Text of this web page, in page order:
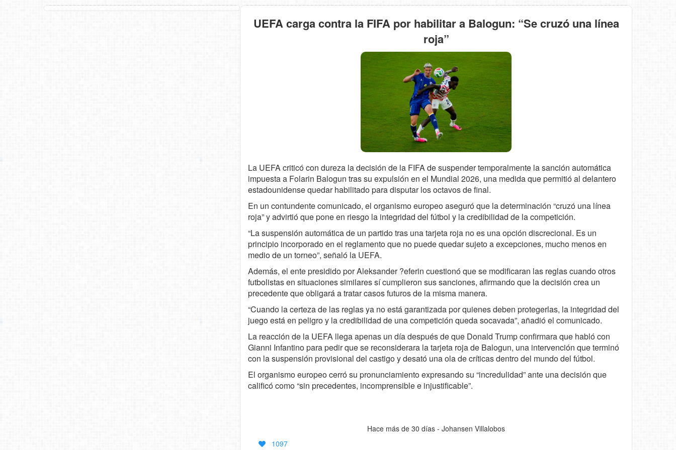
UEFA carga contra la FIFA por habilitar a Balogun: “Se cruzó una línea
roja”
La UEFA criticó con dureza la decisión de la FIFA de suspender temporalmente la sanción automática
impuesta a Folarin Balogun tras su expulsión en el Mundial 2026, una medida que permitió al delantero
estadounidense quedar habilitado para disputar los octavos de final.
En un contundente comunicado, el organismo europeo aseguró que la determinación “cruzó una línea
roja” y advirtió que pone en riesgo la integridad del fútbol y la credibilidad de la competición.
“La suspensión automática de un partido tras una tarjeta roja no es una opción discrecional. Es un
principio incorporado en el reglamento que no puede quedar sujeto a excepciones, mucho menos en
medio de un torneo”, señaló la UEFA.
Además, el ente presidido por Aleksander ?eferin cuestionó que se modificaran las reglas cuando otros
futbolistas en situaciones similares sí cumplieron sus sanciones, afirmando que la decisión crea un
precedente que obligará a tratar casos futuros de la misma manera.
“Cuando la certeza de las reglas ya no está garantizada por quienes deben protegerlas, la integridad del
juego está en peligro y la credibilidad de una competición queda socavada”, añadió el comunicado.
La reacción de la UEFA llega apenas un día después de que Donald Trump confirmara que habló con
Gianni Infantino para pedir que se reconsiderara la tarjeta roja de Balogun, una intervención que terminó
con la suspensión provisional del castigo y desató una ola de críticas dentro del mundo del fútbol.
El organismo europeo cerró su pronunciamiento expresando su “incredulidad” ante una decisión que
calificó como “sin precedentes, incomprensible e injustificable”.
Hace más de 30 días - Johansen Villalobos
1097